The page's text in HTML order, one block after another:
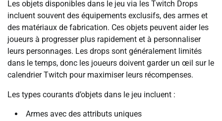
Les objets disponibles dans le jeu via les Twitch Drops
incluent souvent des équipements exclusifs, des armes et
des matériaux de fabrication. Ces objets peuvent aider les
joueurs à progresser plus rapidement et à personnaliser
leurs personnages. Les drops sont généralement limités
dans le temps, donc les joueurs doivent garder un œil sur le
calendrier Twitch pour maximiser leurs récompenses.
Les types courants d’objets dans le jeu incluent :
Armes avec des attributs uniques